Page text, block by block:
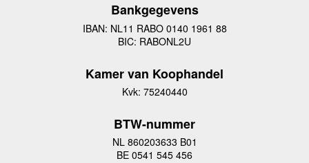
Bankgegevens
IBAN: NL11 RABO 0140 1961 88
BIC: RABONL2U
Kamer van Koophandel
Kvk: 75240440
BTW-nummer
NL 860203633 B01
BE 0541 545 456